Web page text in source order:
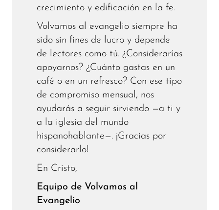
crecimiento y edificación en la fe.
Volvamos al evangelio siempre ha
sido sin fines de lucro y depende
de lectores como tú. ¿Considerarías
apoyarnos? ¿Cuánto gastas en un
café o en un refresco? Con ese tipo
de compromiso mensual, nos
ayudarás a seguir sirviendo —a ti y
a la iglesia del mundo
hispanohablante—. ¡Gracias por
considerarlo!
En Cristo,
Equipo de Volvamos al
Evangelio